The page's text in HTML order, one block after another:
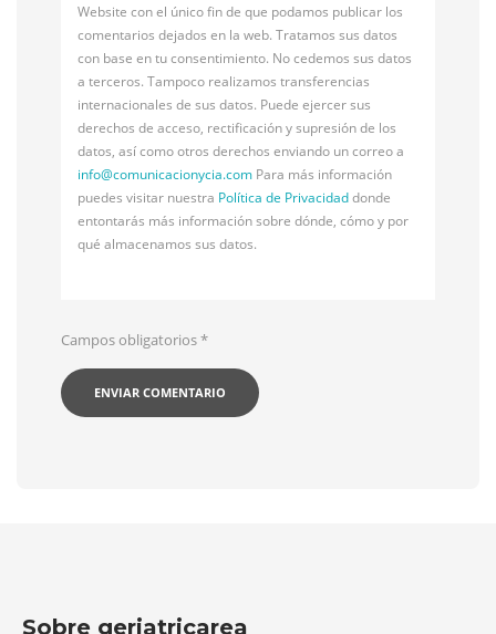
Website con el único fin de que podamos publicar los
comentarios dejados en la web. Tratamos sus datos
con base en tu consentimiento. No cedemos sus datos
a terceros. Tampoco realizamos transferencias
internacionales de sus datos. Puede ejercer sus
derechos de acceso, rectificación y supresión de los
datos, así como otros derechos enviando un correo a
info@comunicacionycia.com Para más información
puedes visitar nuestra Política de Privacidaddonde
entontarás más información sobre dónde, cómo y por
qué almacenamos sus datos.
Campos obligatorios*
Sobre geriatricarea